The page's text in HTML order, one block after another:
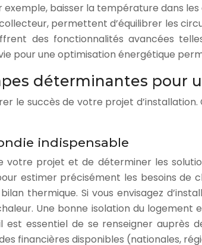
baisser la température dans
permettent d’équilibrer les
des fonctionnalités avancées
pour une optimisation énergétique
déterminantes pour
le succès de votre projet
indispensable
votre projet et de déterminer les
estimer précisément les besoins de
thermique. Si vous envisagez
Une bonne isolation du
est essentiel de se renseigner
financières disponibles (nationales,